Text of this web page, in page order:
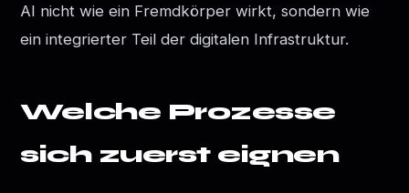
AI nicht wie ein Fremdkörper wirkt, sondern wie
ein integrierter Teil der digitalen Infrastruktur.
Welche Prozesse
sich zuerst eignen